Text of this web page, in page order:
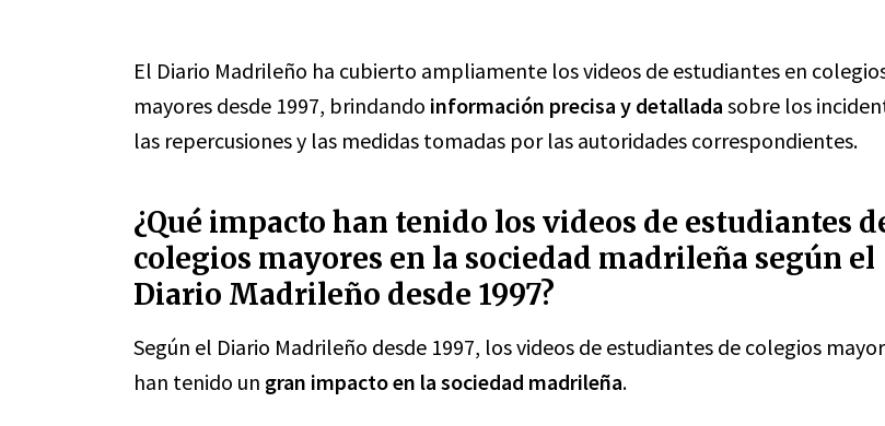
El Diario Madrileño ha cubierto ampliamente los videos de estudiantes en
mayores desde 1997, brindando información precisa y detallada sobre los
las repercusiones y las medidas tomadas por las autoridades correspondientes.
¿Qué impacto han tenido los videos de estudiantes
colegios mayores en la sociedad madrileña según el
Diario Madrileño desde 1997?
Según el Diario Madrileño desde 1997, los videos de estudiantes de colegios
han tenido un gran impacto en la sociedad madrileña.